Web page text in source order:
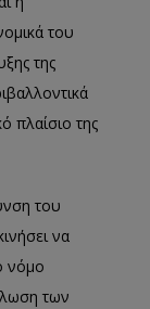
του
της
πλαίσιο της
του
να
νόμο
των